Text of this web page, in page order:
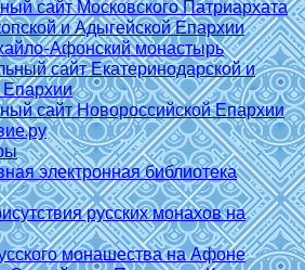
сайт Московского Патриархата
и Адыгейской Епархии
Афонский монастырь
сайт Екатеринодарской и
Епархии
сайт Новороссийской Епархии
электронная библиотека
русских монахов на
монашества на Афоне